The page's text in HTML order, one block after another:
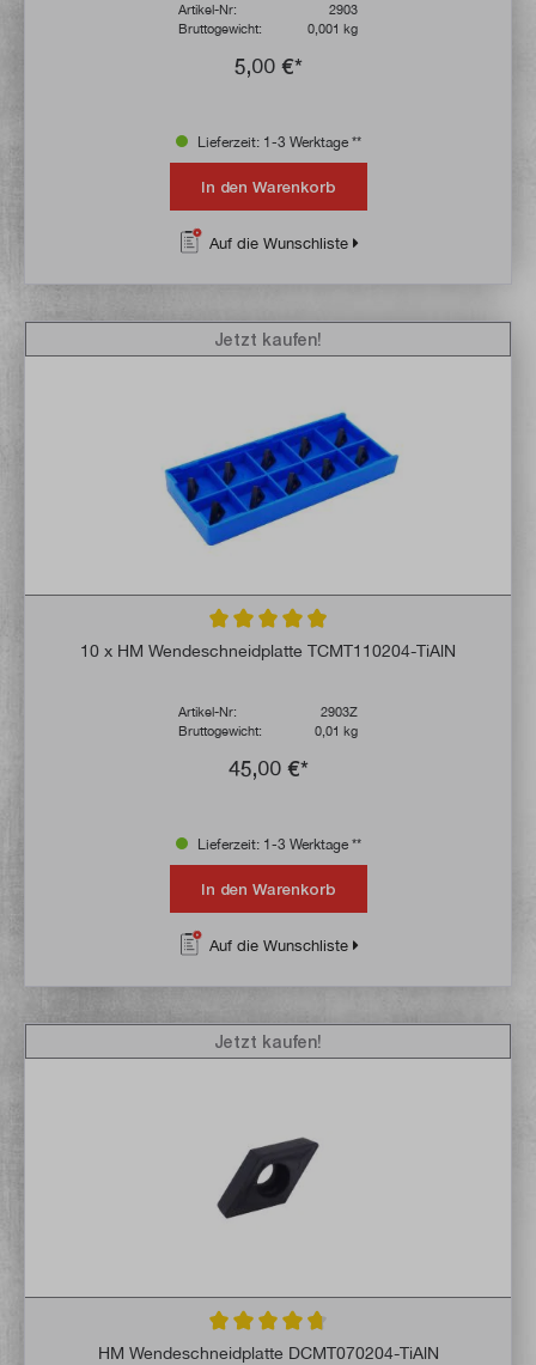
Artikel-Nr:
2903
Bruttogewicht:
0,001 kg
5,00 €*
Lieferzeit: 1-3 Werktage **
In den Warenkorb
Auf die Wunschliste
Durchschnittliche Bewertung von 4.9 von
10 x HM Wendeschneidplatte TCMT110204-TiAlN
Artikel-Nr:
2903Z
Bruttogewicht:
0,01 kg
45,00 €*
Jetzt kaufen!
Lieferzeit: 1-3 Werktage **
In den Warenkorb
Auf die Wunschliste
Durchschnittliche Bewertung von 4.8 von
HM Wendeschneidplatte DCMT070204-TiAlN
Jetzt kaufen!